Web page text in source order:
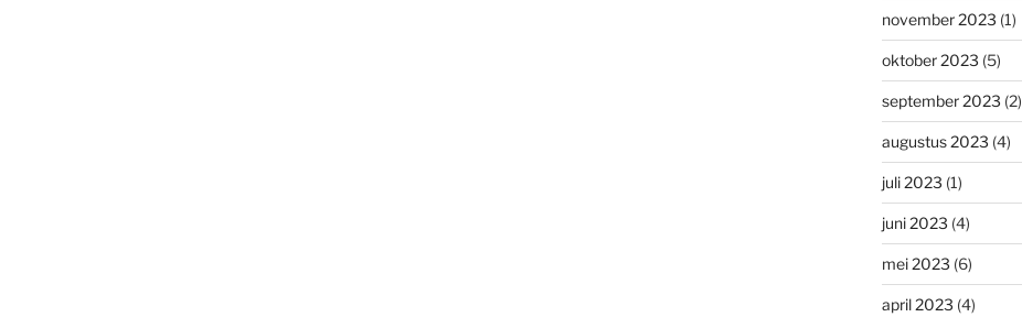
november 2023 (1)
oktober 2023 (5)
september 2023 (2)
augustus 2023 (4)
juli 2023 (1)
juni 2023 (4)
mei 2023 (6)
april 2023 (4)